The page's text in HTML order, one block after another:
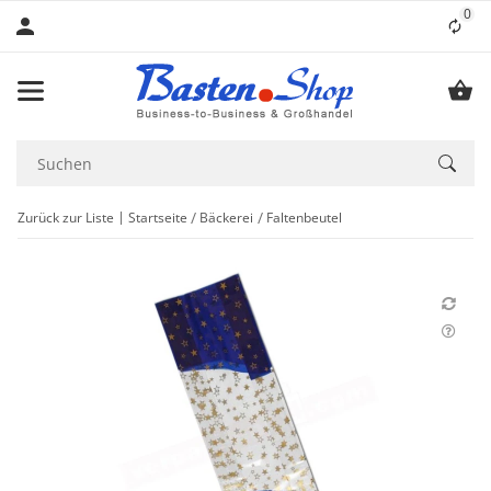
0
Zurück zur Liste Startseite Bäckerei Faltenbeutel